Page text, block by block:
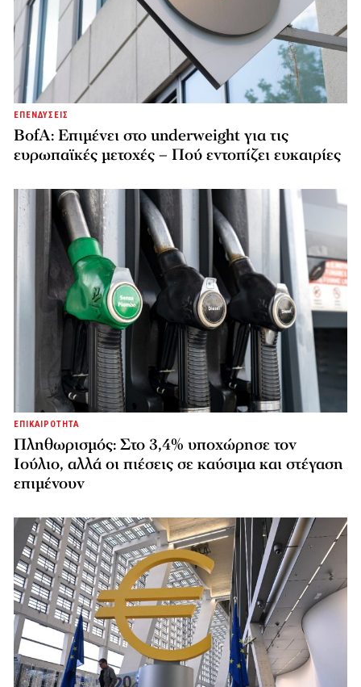
ΕΠΕΝΔΥΣΕΙΣ
BofA: Επιμένει στο underweight για τις
ευρωπαϊκές μετοχές – Πού εντοπίζει ευκαιρίες
ΕΠΙΚΑΙΡΟΤΗΤΑ
Πληθωρισμός: Στο 3,4% υποχώρησε τον
Ιούλιο, αλλά οι πιέσεις σε καύσιμα και στέγαση
επιμένουν